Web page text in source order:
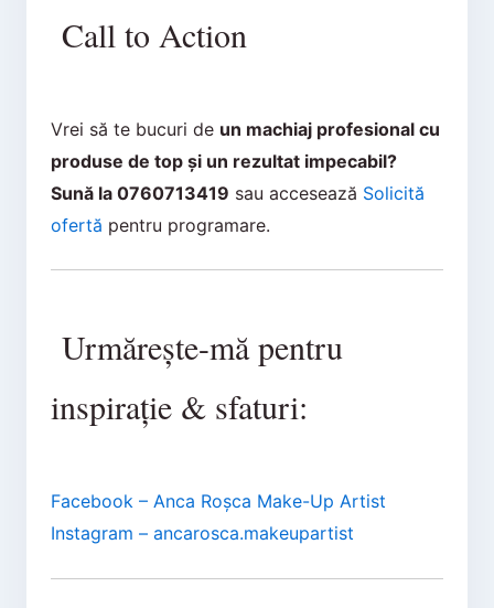
Call to Action
Vrei să te bucuri de un machiaj profesional cu
produse de top și un rezultat impecabil?
Sună la 0760713419 sau accesează Solicită
ofertă pentru programare.
Urmărește-mă pentru
inspirație & sfaturi:
Facebook – Anca Roșca Make-Up Artist
Instagram – ancarosca.makeupartist